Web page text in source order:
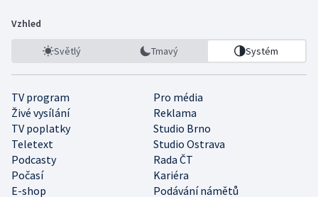
Vzhled
Světlý Tmavý Systém
TV program
Pro média
Živé vysílání
Reklama
TV poplatky
Studio Brno
Teletext
Studio Ostrava
Podcasty
Rada ČT
Počasí
Kariéra
E-shop
Podávání námětů